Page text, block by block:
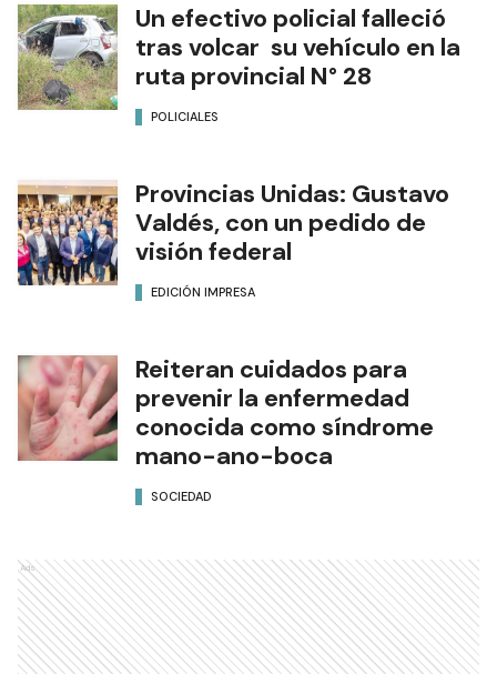
Un efectivo policial falleció
tras volcar su vehículo en la
ruta provincial N° 28
POLICIALES
Provincias Unidas: Gustavo
Valdés, con un pedido de
visión federal
EDICIÓN IMPRESA
Reiteran cuidados para
prevenir la enfermedad
conocida como síndrome
mano-ano-boca
SOCIEDAD
Ads